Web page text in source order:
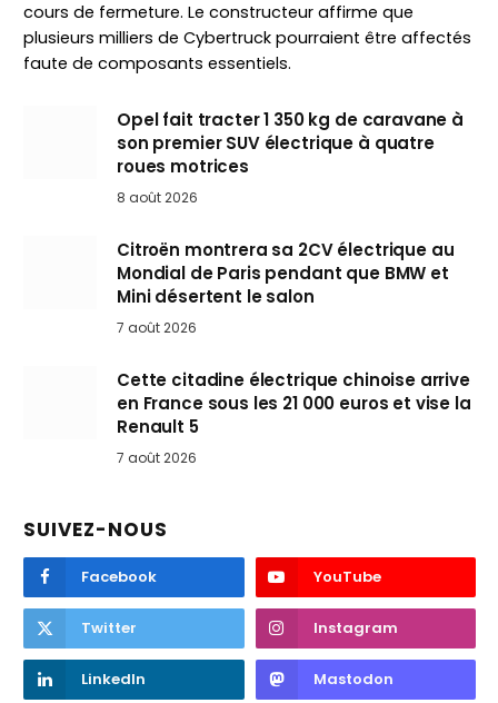
cours de fermeture. Le constructeur affirme que
plusieurs milliers de Cybertruck pourraient être affectés
faute de composants essentiels.
Opel fait tracter 1 350 kg de caravane à
son premier SUV électrique à quatre
roues motrices
8 août 2026
Citroën montrera sa 2CV électrique au
Mondial de Paris pendant que BMW et
Mini désertent le salon
7 août 2026
Cette citadine électrique chinoise arrive
en France sous les 21 000 euros et vise la
Renault 5
7 août 2026
SUIVEZ-NOUS
Facebook YouTube
Twitter Instagram
LinkedIn Mastodon